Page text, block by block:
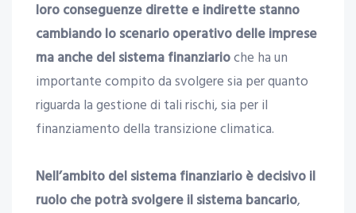
loro conseguenze dirette e indirette stanno
cambiando lo scenario operativo delle imprese
ma anche del sistema finanziarioche ha un
importante compito da svolgere sia per quanto
riguarda la gestione di tali rischi, sia per il
finanziamento della transizione climatica.
Nell’ambito del sistema finanziario è decisivo il
ruolo che potrà svolgere il sistema bancario,